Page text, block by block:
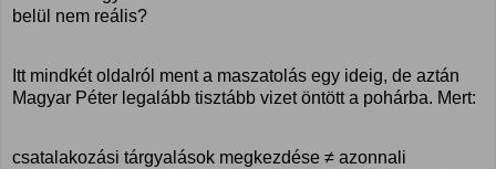
belül nem reális?
Itt mindkét oldalról ment a maszatolás egy ideig, de aztán
Magyar Péter legalább tisztább vizet öntött a pohárba. Mert:
csatalakozási tárgyalások megkezdése ≠ azonnali